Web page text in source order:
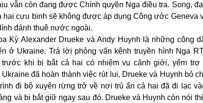
vẫn còn đang được Chính quyền Nga điều tra. Song,
cựu binh sẽ không được áp dụng Công ước Geneva
đánh thuê nước ngoài.
Kỳ Alexander Drueke và Andy Huynh là những công
ở Ukraine. Trả lời phỏng vấn kênh truyền hình Nga
trước khi bị bắt cả hai có nhiệm vụ cảnh giới, yểm
đã hoàn thành việc rút lui, Drueke và Huynh bỏ
đi bộ xuyên rừng trở về nơi trú ẩn cả hai đã đi lạc
và bị bắt giữ ngay sau đó. Drueke và Huynh còn nói